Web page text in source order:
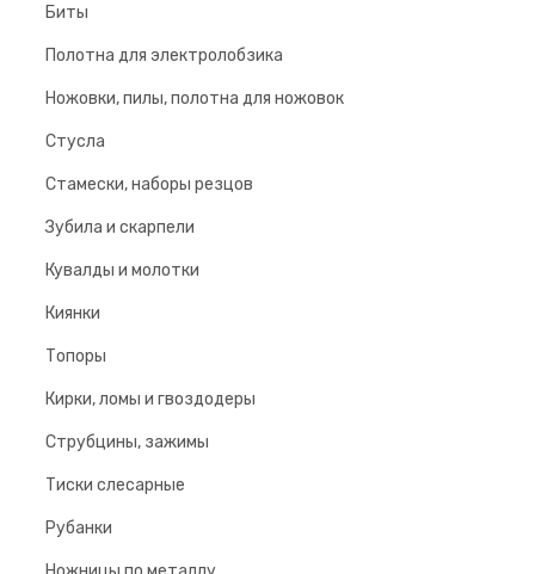
Биты
Полотна для электролобзика
Ножовки, пилы, полотна для ножовок
Стусла
Cтамески, наборы резцов
Зубила и скарпели
Кувалды и молотки
Киянки
Топоры
Кирки, ломы и гвоздодеры
Струбцины, зажимы
Тиски слесарные
Рубанки